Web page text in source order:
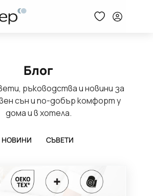
Блог
ръководства и новини за
сън и по-добър комфорт у
дома и в хотела.
НОВИНИ СЪВЕТИ